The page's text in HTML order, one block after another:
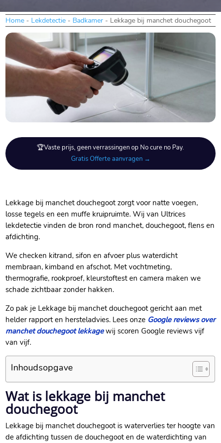
Home - Lekdetectie - Badkamer - Lekkage bij manchet douchegoot
🏆Vaste prijs, geen verrassingen op No cure no Pay.
Gratis Offerte aanvragen →
Lekkage bij manchet douchegoot zorgt voor natte voegen,
losse tegels en een muffe kruipruimte.​ Wij van Ultrices
lekdetectie vinden de bron rond manchet, douchegoot, flens en
afdichting.​
We checken kitrand, sifon en afvoer plus waterdicht
membraan, kimband en afschot.​ Met vochtmeting,
thermografie, rookproef, kleurstoftest en camera maken we
schade zichtbaar zonder hakken.​
Zo pak je Lekkage bij manchet douchegoot gericht aan met
helder rapport en hersteladvies.​ Lees onze Google reviews over
manchet douchegoot lekkagewij scoren Google reviews vijf
van vijf.​
Inhoudsopgave
Wat is lekkage bij manchet
douchegoot
Lekkage bij manchet douchegoot is waterverlies ter hoogte van
de afdichting tussen de douchegoot en de waterdichting van